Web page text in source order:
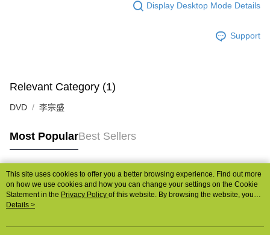
Display Desktop Mode Details
Support
Relevant Category (1)
DVD 李宗盛
Most PopularBest Sellers
Popular Tags
This site uses cookies to offer you a better browsing experience. Find out more
on how we use cookies and how you can change your settings on the Cookie
Statement in the Privacy Policy of this website. By browsing the website, you
agree to our use of cookies as described in our Cookie Statement.
Details >